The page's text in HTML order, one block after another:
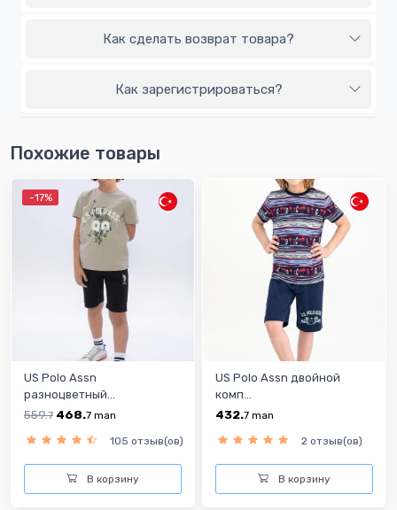
Как сделать возврат товара?
Как зарегистрироваться?
Похожие товары
-17%
US Polo Assn
разноцветный...
559.7 468.7 man
105 отзыв(ов)
В корзину
US Polo Assn двойной
комп...
432.7 man
2 отзыв(ов)
В корзину